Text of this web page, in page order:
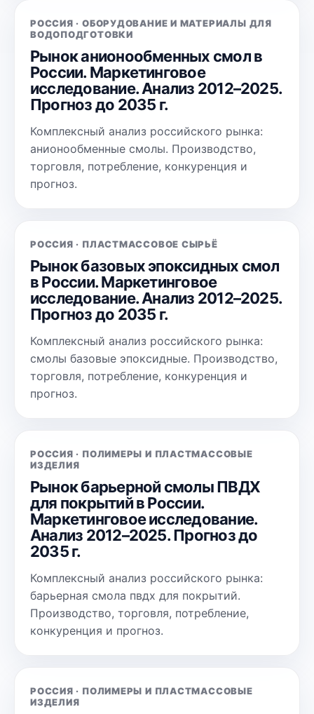
РОССИЯ · ОБОРУДОВАНИЕ И МАТЕРИАЛЫ ДЛЯ
ВОДОПОДГОТОВКИ
Рынок анионообменных смол в
России. Маркетинговое
исследование. Анализ 2012–2025.
Прогноз до 2035 г.
Комплексный анализ российского рынка:
анионообменные смолы. Производство,
торговля, потребление, конкуренция и
прогноз.
РОССИЯ · ПЛАСТМАССОВОЕ СЫРЬЁ
Рынок базовых эпоксидных смол
в России. Маркетинговое
исследование. Анализ 2012–2025.
Прогноз до 2035 г.
Комплексный анализ российского рынка:
смолы базовые эпоксидные. Производство,
торговля, потребление, конкуренция и
прогноз.
РОССИЯ · ПОЛИМЕРЫ И ПЛАСТМАССОВЫЕ
ИЗДЕЛИЯ
Рынок барьерной смолы ПВДХ
для покрытий в России.
Маркетинговое исследование.
Анализ 2012–2025. Прогноз до
2035 г.
Комплексный анализ российского рынка:
барьерная смола пвдх для покрытий.
Производство, торговля, потребление,
конкуренция и прогноз.
РОССИЯ · ПОЛИМЕРЫ И ПЛАСТМАССОВЫЕ
ИЗДЕЛИЯ